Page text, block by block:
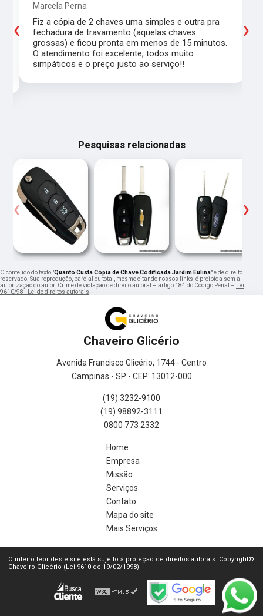
Marcela Perna
Fiz a cópia de 2 chaves uma simples e outra pra
fechadura de travamento (aquelas chaves
grossas) e ficou pronta em menos de 15 minutos.
O atendimento foi excelente, todos muito
simpáticos e o preço justo ao serviço!!
‹ ›
Pesquisas relacionadas
‹ ›
O conteúdo do texto "Quanto Custa Cópia de Chave Codificada Jardim Eulina" é de direito
reservado. Sua reprodução, parcial ou total, mesmo citando nossos links, é proibida sem a
autorização do autor. Crime de violação de direito autoral – artigo 184 do Código Penal –
Lei
9610/98 - Lei de direitos autorais
Chaveiro Glicério
Avenida Francisco Glicério, 1744 - Centro
Campinas - SP - CEP: 13012-000
(19) 3232-9100
(19) 98892-3111
0800 773 2332
Home
Empresa
Missão
Serviços
Contato
Mapa do site
Mais Serviços
O inteiro teor deste site está sujeito à proteção de direitos autorais. Copyright©
Chaveiro Glicério (Lei 9610 de 19/02/1998)